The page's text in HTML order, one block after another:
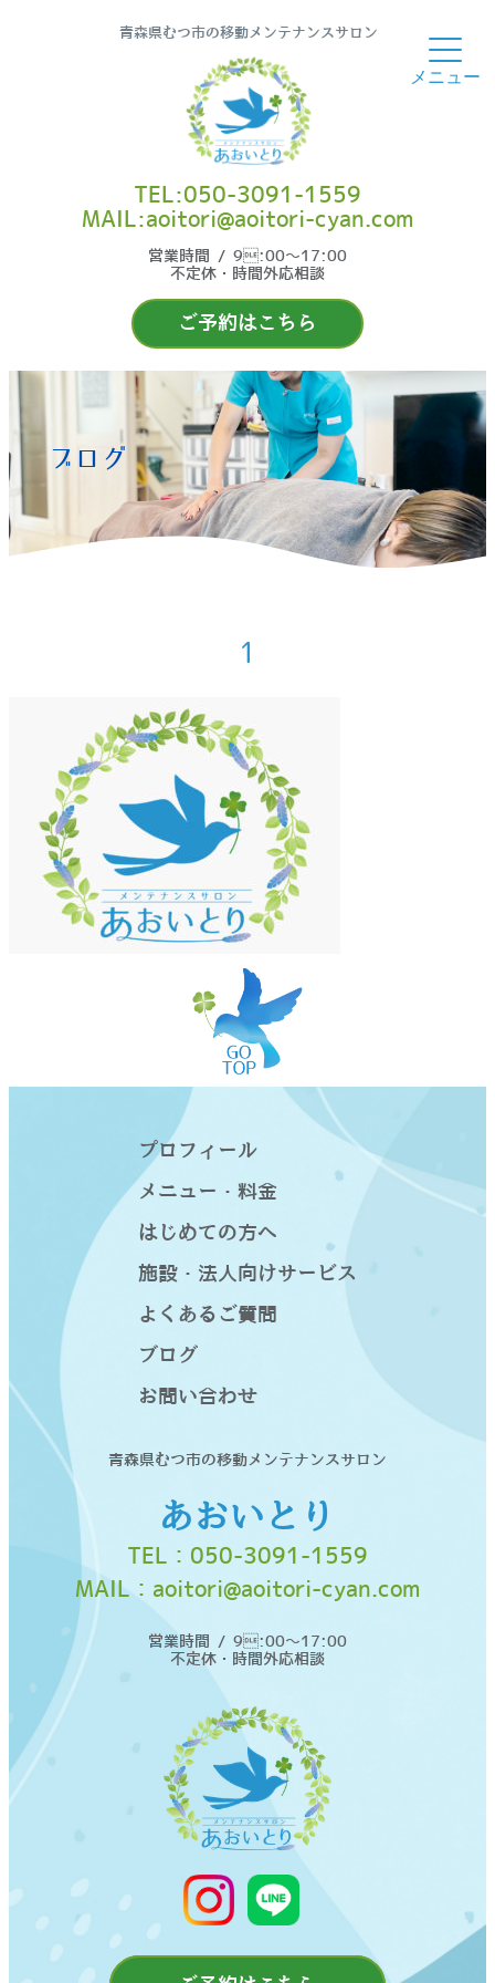
青森県むつ市の移動メンテナンスサロン
ご予約はこちら
TEL:050-3091-1559
MAIL:aoitori@aoitori-cyan.com
営業時間 / 9:00〜17:00
不定休・時間外応相談
ブログ
1
青森県むつ市の移動メンテナンスサロン
あおいとり
TEL： 050-3091-1559
MAIL： aoitori@aoitori-cyan.com
営業時間 / 9:00〜17:00
不定休・時間外応相談
プロフィール
メニュー・料金
はじめての方へ
施設・法人向けサービス
よくあるご質問
ブログ
お問い合わせ